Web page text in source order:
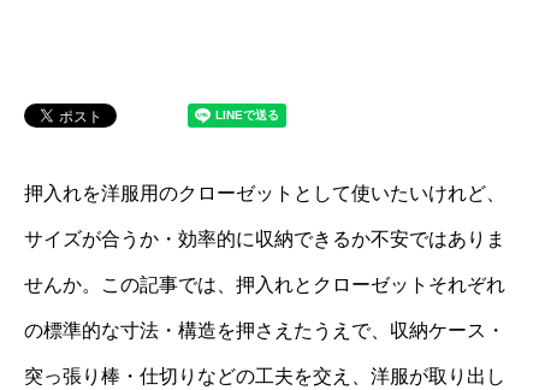
押入れを洋服用のクローゼットとして使いたいけれど、
サイズが合うか・効率的に収納できるか不安ではありま
せんか。この記事では、押入れとクローゼットそれぞれ
の標準的な寸法・構造を押さえたうえで、収納ケース・
突っ張り棒・仕切りなどの工夫を交え、洋服が取り出し